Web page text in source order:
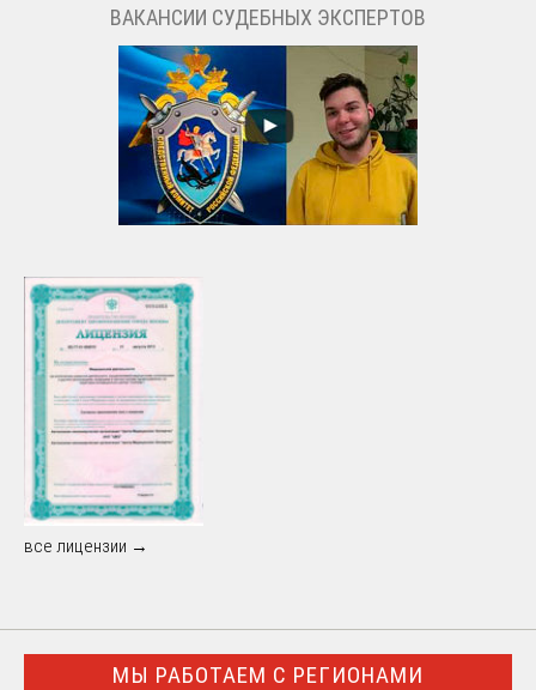
ВАКАНСИИ СУДЕБНЫХ ЭКСПЕРТОВ
все лицензии →
МЫ РАБОТАЕМ С РЕГИОНАМИ